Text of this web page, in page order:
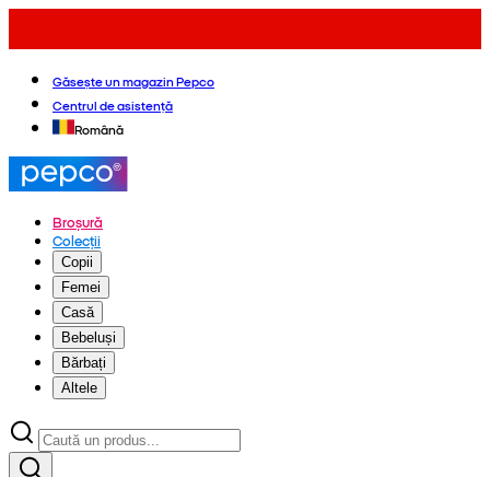
Găsește un magazin Pepco
Centrul de asistență
Română
Broșură
Colecții
Copii
Femei
Casă
Bebeluși
Bărbați
Altele